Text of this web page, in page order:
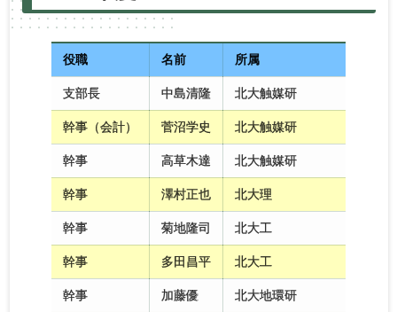
2017年度 2016年度 2015年度
2013年度 2011年度 2010年度
役職 名前 所属
支部長 中島清隆 北大触媒研
幹事（会計） 菅沼学史 北大触媒研
幹事 高草木達 北大触媒研
幹事 澤村正也 北大理
幹事 菊地隆司 北大工
幹事 多田昌平 北大工
幹事 加藤優 北大地環研